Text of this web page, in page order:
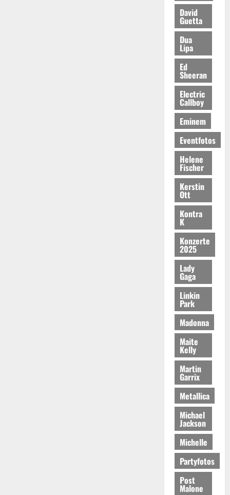
David
Guetta
Dua
Lipa
Ed
Sheeran
Electric
Callboy
Eminem
Eventfotos
Helene
Fischer
Kerstin
Ott
Kontra
K
Konzerte
2025
Lady
Gaga
Linkin
Park
Madonna
Maite
Kelly
Martin
Garrix
Metallica
Michael
Jackson
Michelle
Partyfotos
Post
Malone